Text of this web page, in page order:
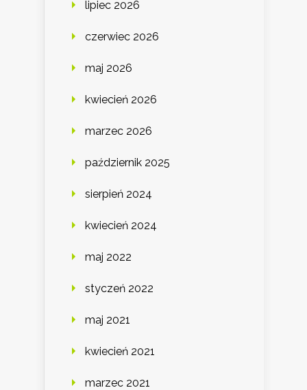
lipiec 2026
czerwiec 2026
maj 2026
kwiecień 2026
marzec 2026
październik 2025
sierpień 2024
kwiecień 2024
maj 2022
styczeń 2022
maj 2021
kwiecień 2021
marzec 2021